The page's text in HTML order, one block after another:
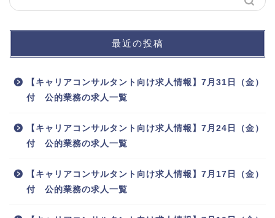
最近の投稿
【キャリアコンサルタント向け求人情報】7月31日（金）
付 公的業務の求人一覧
【キャリアコンサルタント向け求人情報】7月24日（金）
付 公的業務の求人一覧
【キャリアコンサルタント向け求人情報】7月17日（金）
付 公的業務の求人一覧